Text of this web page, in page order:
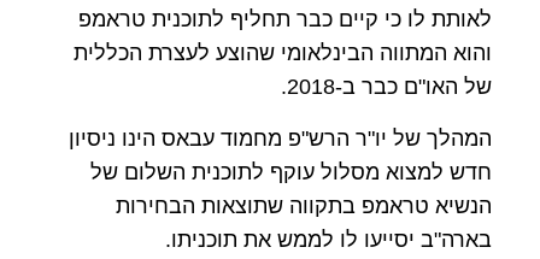
לאותת לו כי קיים כבר תחליף לתוכנית טראמפ
והוא המתווה הבינלאומי שהוצע לעצרת הכללית
של האו"ם כבר ב-2018.
המהלך של יו"ר הרש"פ מחמוד עבאס הינו ניסיון
חדש למצוא מסלול עוקף לתוכנית השלום של
הנשיא טראמפ בתקווה שתוצאות הבחירות
בארה"ב יסייעו לו לממש את תוכניתו.